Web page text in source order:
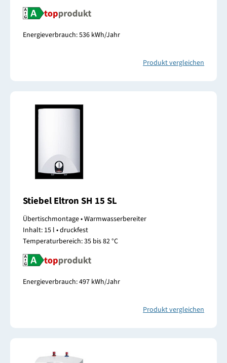
Energieverbrauch: 536 kWh/Jahr
Produkt vergleichen
Stiebel Eltron SH 15 SL
Übertischmontage • Warmwasserbereiter
Inhalt: 15 l • druckfest
Temperaturbereich: 35 bis 82 °C
Energieverbrauch: 497 kWh/Jahr
Produkt vergleichen